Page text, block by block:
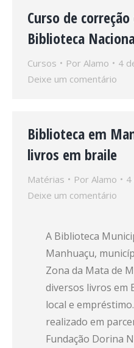
Curso de
Biblioteca
Cursos Por Alamo
4
Deixe um comentário
Biblioteca em
livros em braile
Matérias Por Alamo
4
Deixe um comentário
A Biblioteca
Manhuaçu,
Zona da Mata de
diversos livros em
local e
realizado em
Fundação Dorina